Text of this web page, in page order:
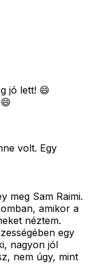
jó lett! 😄
volt. Egy
meg Sam Raimi.
amikor a
néztem.
egy
nagyon jól
nem úgy, mint